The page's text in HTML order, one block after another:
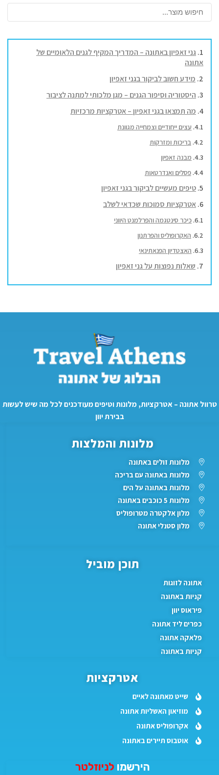
גני זאפיון באתונה – המדריך המקיף לגנים הלאומיים של
אתונה
מידע חשוב לביקור בגני זאפיון
היסטוריה וסיפור הגנים – מגן מלכותי למתנה לציבור
מה תמצאו בגני זאפיון – אטרקציות מרכזיות
עצים ייחודיים וצמחייה מגוונת
בריכות ומזרקות
מבנה זאפיון
פסלים ואנדרטאות
טיפים מעשיים לביקור בגני זאפיון
אטרקציות סמוכות שכדאי לשלב
כיכר סינטגמה והפרלמנט היווני
האקרופוליס והפרתנון
האצטדיון הפנאתינאי
שאלות נפוצות על גני זאפיון
הירשמו לניוזלטר
אטרקציות
שייט מאתונה לאיים
מוזיאון האשליות אתונה
אקרופוליס אתונה
אוטבוס תיירים באתונה
תוכן מוביל
אתונה לזוגות
קניות באתונה
פיראוס יוון
כפרים ליד אתונה
פלאקה אתונה
קניות באתונה
מלונות והמלצות
מלונות זולים באתונה
מלונות באתונה עם בריכה
מלונות באתונה על הים
מלונות 5 כוכבים באתונה
מלון אלקטרה מטרופוליס
מלון סטנלי אתונה
טרוול אתונה – אטרקציות, מלונות וטיפים מעודכנים לכל מה שיש לעשות
בבירת יוון